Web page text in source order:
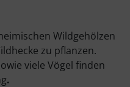
Wildgehölzen
zu pflanzen.
viele Vögel finden
.